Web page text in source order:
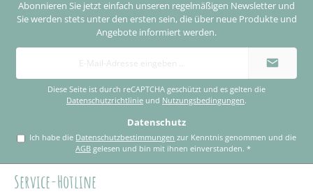
Abonnieren Sie jetzt einfach unseren regelmäßigen Newsletter und
Sie werden stets unter den ersten sein, die über neue Produkte und
Angebote informiert werden.
E-
Adresse
Diese Seite ist durch reCAPTCHA geschützt und es gelten die
Datenschutzrichtlinie und Nutzungsbedingungen.
Datenschutz
Ich habe die Datenschutzbestimmungen
AGB gelesen und bin mit ihnen einverstanden.*
Service-Hotline